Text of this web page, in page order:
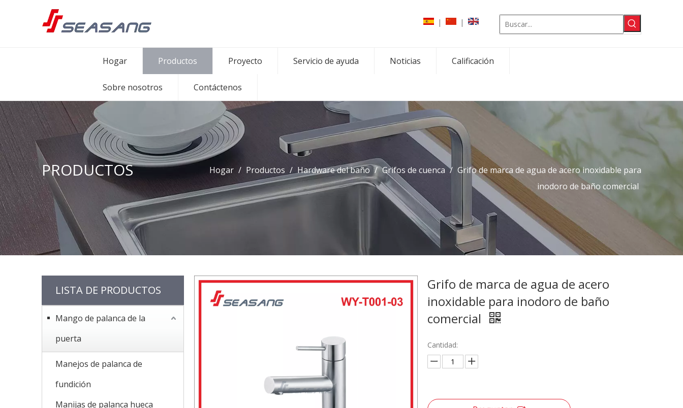
| |
Hogar Productos Proyecto Servicio de ayuda Noticias Calificación
Sobre nosotros Contáctenos
PRODUCTOS Hogar / Productos / Hardware del baño / Grifos de cuenca / Grifo de marca de agua de acero inoxidable para
inodoro de baño comercial
LISTA DE PRODUCTOS
Mango de palanca de la
puerta
Manejos de palanca de
fundición
Manijas de palanca hueca
Grifo de marca de agua de acero
inoxidable para inodoro de baño
comercial
Cantidad: